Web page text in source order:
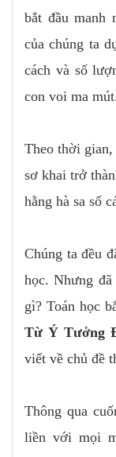
bắt đầu manh
của chúng ta
cách và số
con voi ma
Theo thời
sơ khai trở
hằng hà sa số
Chúng ta đều
học. Nhưng
gì? Toán học
Từ Ý Tưởng
viết về chủ đề
Thông qua
liền với mọi